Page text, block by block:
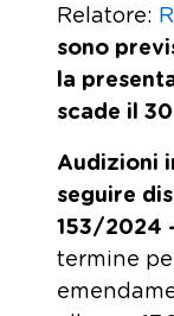
Relatore:
sono
la
scade il
Audizioni
seguire
153/2024
termine